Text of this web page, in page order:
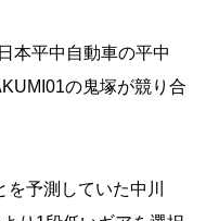
本平中自動車の平中
の鬼塚が競り合
予測していた中川